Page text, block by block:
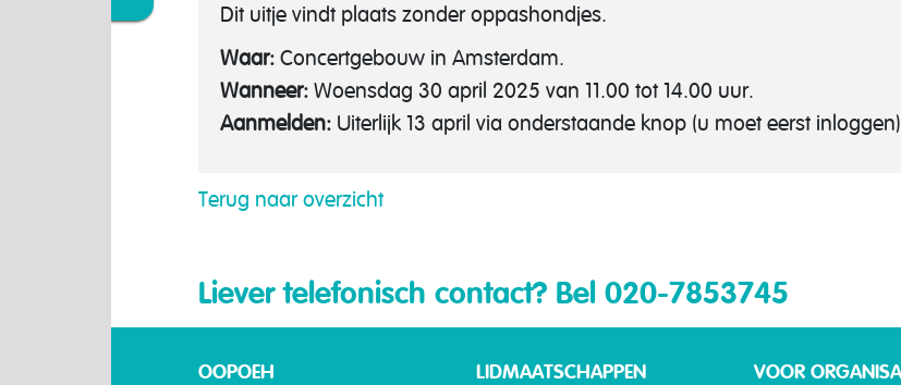
Dit uitje vindt plaats zonder oppashondjes.
Waar: Concertgebouw in Amsterdam.
Wanneer: Woensdag 30 april 2025 van 11.00 tot 14.00 uur.
Aanmelden: Uiterlijk 13 april via onderstaande knop (u moet eerst
Terug naar overzicht
Liever telefonisch contact? Bel 020-7853745
OOPOEH LIDMAATSCHAPPEN VOOR